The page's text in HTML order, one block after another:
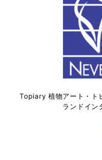
Topiary 植物アート・ト
ランドイン